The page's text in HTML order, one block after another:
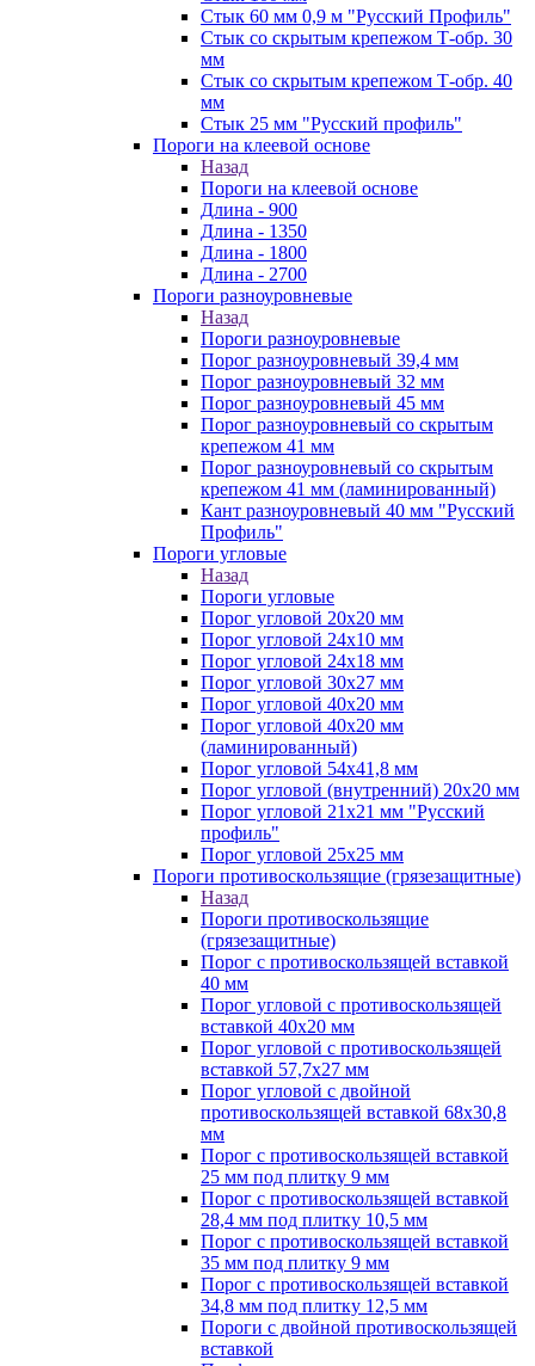
Стык 60 мм 0,9 м "Русский Профиль"
Стык со скрытым крепежом Т-обр. 30
мм
Стык со скрытым крепежом Т-обр. 40
мм
Стык 25 мм "Русский профиль"
Пороги на клеевой основе
Назад
Пороги на клеевой основе
Длина - 900
Длина - 1350
Длина - 1800
Длина - 2700
Пороги разноуровневые
Назад
Пороги разноуровневые
Порог разноуровневый 39,4 мм
Порог разноуровневый 32 мм
Порог разноуровневый 45 мм
Порог разноуровневый со скрытым
крепежом 41 мм
Порог разноуровневый со скрытым
крепежом 41 мм (ламинированный)
Кант разноуровневый 40 мм "Русский
Профиль"
Пороги угловые
Назад
Пороги угловые
Порог угловой 20х20 мм
Порог угловой 24х10 мм
Порог угловой 24х18 мм
Порог угловой 30х27 мм
Порог угловой 40х20 мм
Порог угловой 40х20 мм
(ламинированный)
Порог угловой 54х41,8 мм
Порог угловой (внутренний) 20х20 мм
Порог угловой 21х21 мм "Русский
профиль"
Порог угловой 25х25 мм
Пороги противоскользящие (грязезащитные)
Назад
Пороги противоскользящие
(грязезащитные)
Порог с противоскользящей вставкой
40 мм
Порог угловой с противоскользящей
вставкой 40х20 мм
Порог угловой с противоскользящей
вставкой 57,7х27 мм
Порог угловой с двойной
противоскользящей вставкой 68х30,8
мм
Порог с противоскользящей вставкой
25 мм под плитку 9 мм
Порог с противоскользящей вставкой
28,4 мм под плитку 10,5 мм
Порог с противоскользящей вставкой
35 мм под плитку 9 мм
Порог с противоскользящей вставкой
34,8 мм под плитку 12,5 мм
Пороги с двойной противоскользящей
вставкой